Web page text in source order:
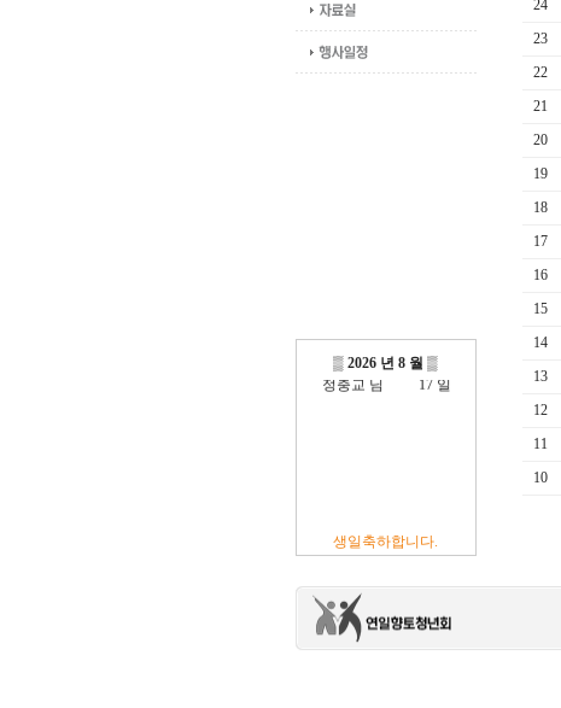
▒ 2026 년 8 월 ▒
전현주 님
01 일
이충훈 님
09 일
정충교 님
17 일
생일축하합니다.
24
23
22
21
20
19
18
17
16
15
14
13
12
11
10